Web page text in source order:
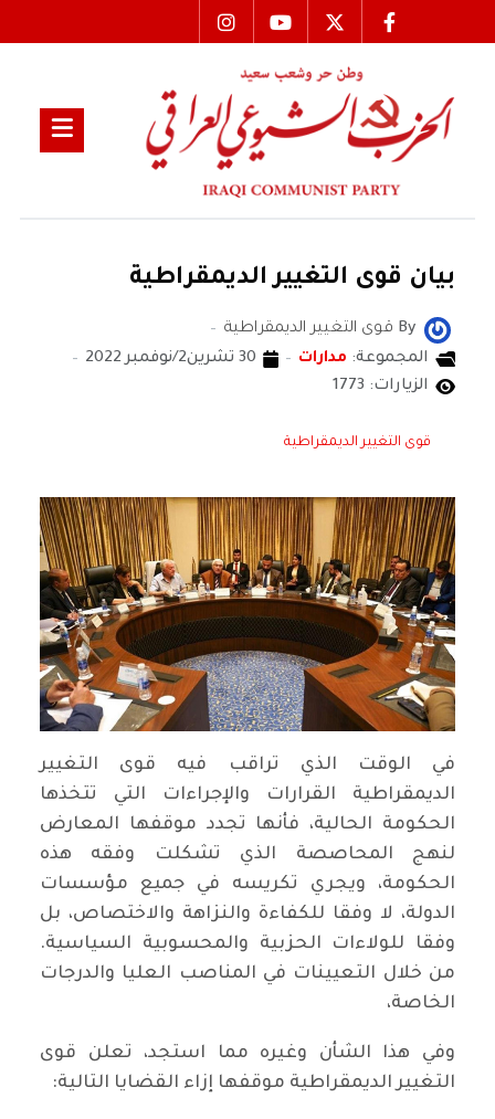
بيان قوى التغيير الديمقراطية
By قوى التغيير الديمقراطية
المجموعة: مدارات
30 تشرين2/نوفمبر 2022
الزيارات: 1773
قوى التغيير الديمقراطية
في الوقت الذي تراقب فيه قوى التغيير
الديمقراطية القرارات والإجراءات التي تتخذها
الحكومة الحالية، فأنها تجدد موقفها المعارض
لنهج المحاصصة الذي تشكلت وفقه هذه
الحكومة، ويجري تكريسه في جميع مؤسسات
الدولة، لا وفقا للكفاءة والنزاهة والاختصاص، بل
وفقا للولاءات الحزبية والمحسوبية السياسية.
من خلال التعيينات في المناصب العليا والدرجات
الخاصة،
وفي هذا الشأن وغيره مما استجد، تعلن قوى
التغيير الديمقراطية موقفها إزاء القضايا التالية: